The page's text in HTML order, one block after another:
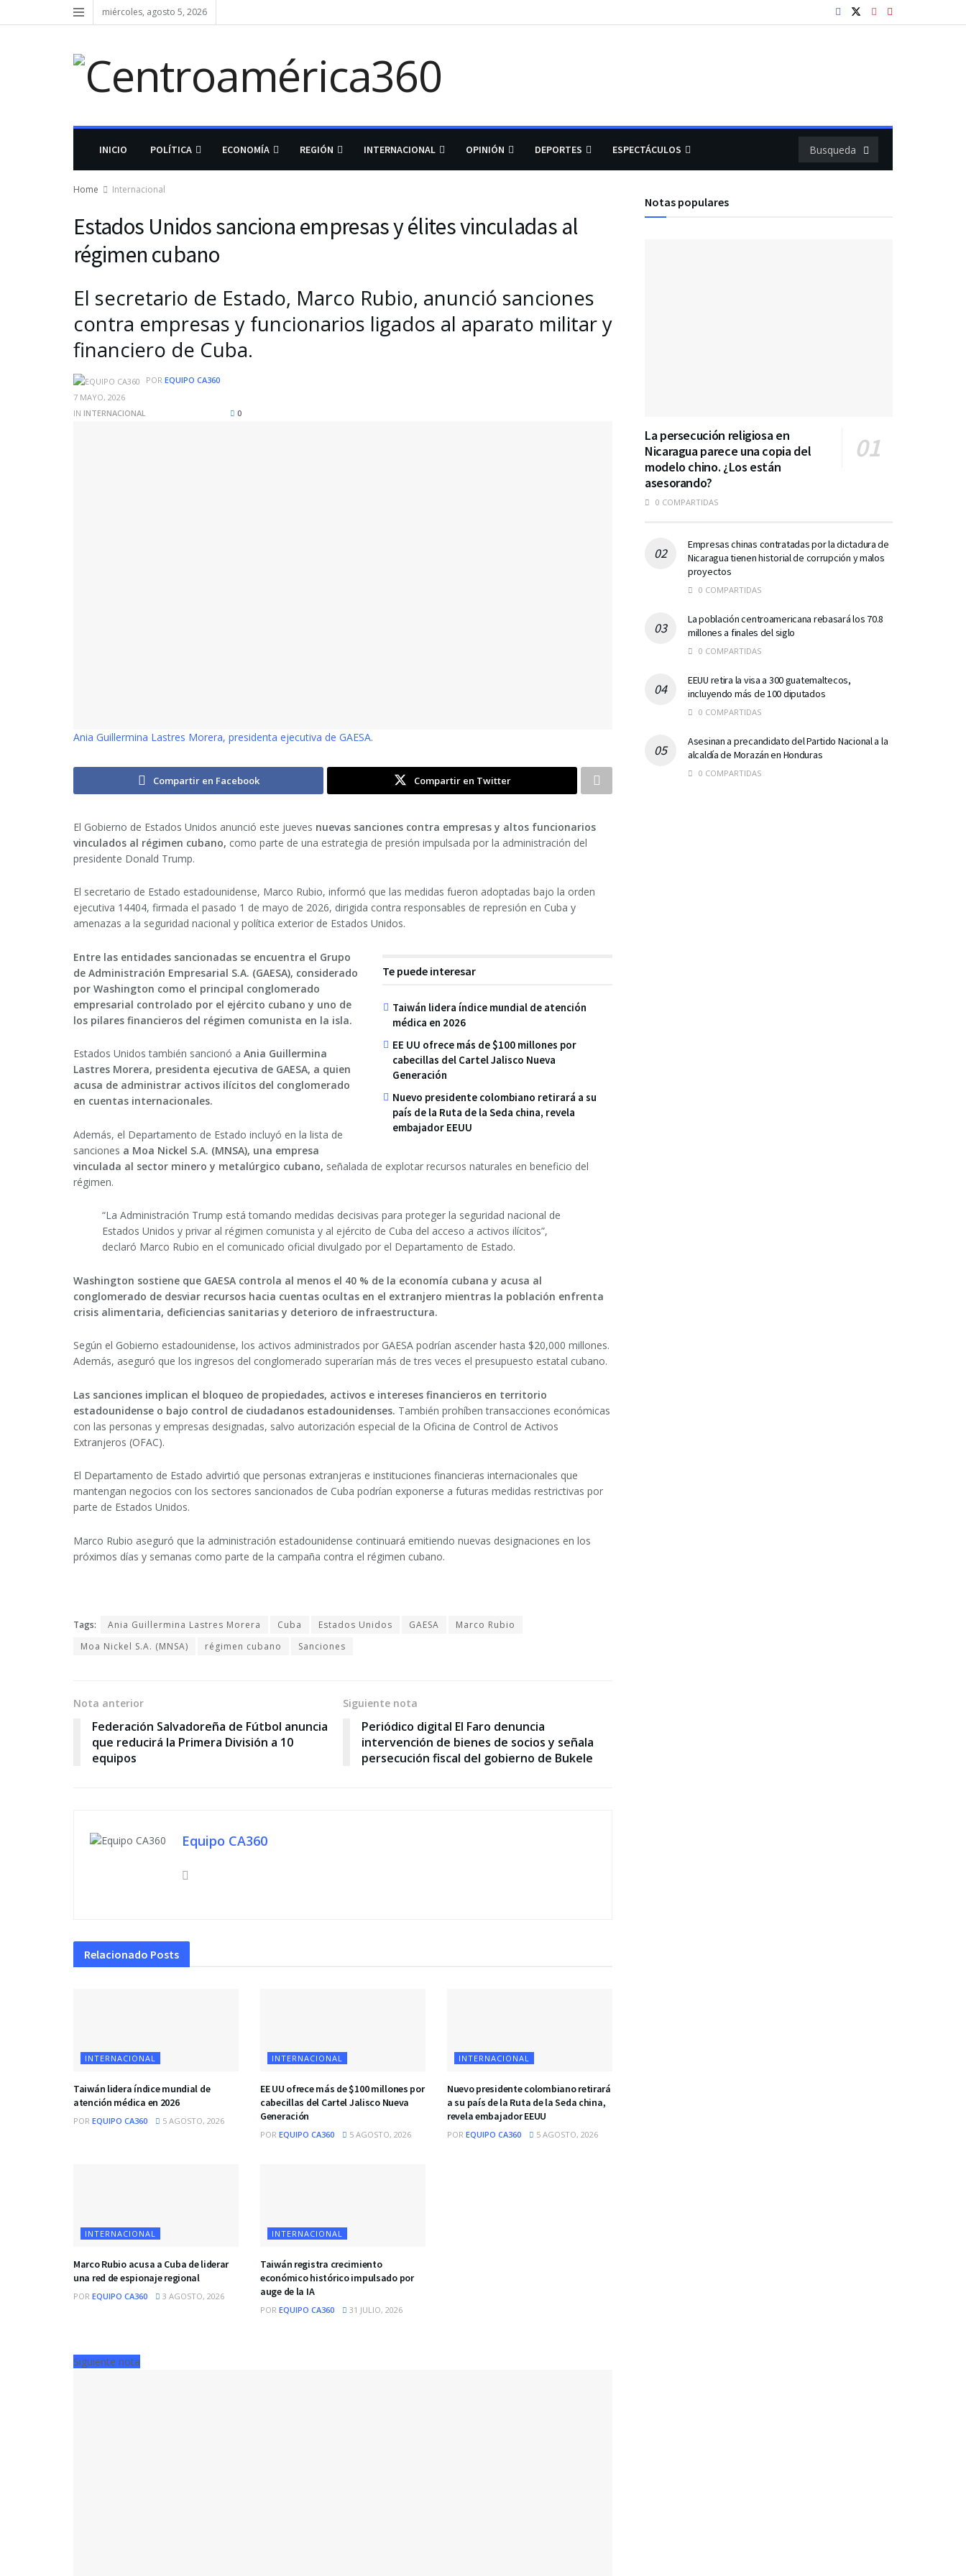
miércoles, agosto 5, 2026
INICIO POLÍTICA ECONOMÍA REGIÓN INTERNACIONAL OPINIÓN DEPORTES ESPECTÁCULOS
Home Internacional
Estados Unidos sanciona empresas y élites vinculadas al
régimen cubano
El secretario de Estado, Marco Rubio, anunció sanciones
contra empresas y funcionarios ligados al aparato militar y
financiero de Cuba.
POR EQUIPO CA360
7 MAYO, 2026
IN INTERNACIONAL 0
Ania Guillermina Lastres Morera, presidenta ejecutiva de GAESA.
Compartir en Facebook Compartir en Twitter
El Gobierno de Estados Unidos anunció este jueves nuevas sanciones contra empresas y altos funcionarios
vinculados al régimen cubano, como parte de una estrategia de presión impulsada por la administración del
presidente Donald Trump.
El secretario de Estado estadounidense, Marco Rubio, informó que las medidas fueron adoptadas bajo la orden
ejecutiva 14404, firmada el pasado 1 de mayo de 2026, dirigida contra responsables de represión en Cuba y
amenazas a la seguridad nacional y política exterior de Estados Unidos.
Te puede interesar
Taiwán lidera índice mundial de atención
médica en 2026
EE UU ofrece más de $100 millones por
cabecillas del Cartel Jalisco Nueva
Generación
Nuevo presidente colombiano retirará a su
país de la Ruta de la Seda china, revela
embajador EEUU
Entre las entidades sancionadas se encuentra el Grupo
de Administración Empresarial S.A. (GAESA), considerado
por Washington como el principal conglomerado
empresarial controlado por el ejército cubano y uno de
los pilares financieros del régimen comunista en la isla.
Estados Unidos también sancionó a Ania Guillermina
Lastres Morera, presidenta ejecutiva de GAESA, a quien
acusa de administrar activos ilícitos del conglomerado
en cuentas internacionales.
Además, el Departamento de Estado incluyó en la lista de
sanciones a Moa Nickel S.A. (MNSA), una empresa
vinculada al sector minero y metalúrgico cubano, señalada de explotar recursos naturales en beneficio del
régimen.
“La Administración Trump está tomando medidas decisivas para proteger la seguridad nacional de
Estados Unidos y privar al régimen comunista y al ejército de Cuba del acceso a activos ilícitos”,
declaró Marco Rubio en el comunicado oficial divulgado por el Departamento de Estado.
Washington sostiene que GAESA controla al menos el 40 % de la economía cubana y acusa al
conglomerado de desviar recursos hacia cuentas ocultas en el extranjero mientras la población enfrenta
crisis alimentaria, deficiencias sanitarias y deterioro de infraestructura.
Según el Gobierno estadounidense, los activos administrados por GAESA podrían ascender hasta $20,000 millones.
Además, aseguró que los ingresos del conglomerado superarían más de tres veces el presupuesto estatal cubano.
Las sanciones implican el bloqueo de propiedades, activos e intereses financieros en territorio
estadounidense o bajo control de ciudadanos estadounidenses. También prohíben transacciones económicas
con las personas y empresas designadas, salvo autorización especial de la Oficina de Control de Activos
Extranjeros (OFAC).
El Departamento de Estado advirtió que personas extranjeras e instituciones financieras internacionales que
mantengan negocios con los sectores sancionados de Cuba podrían exponerse a futuras medidas restrictivas por
parte de Estados Unidos.
Marco Rubio aseguró que la administración estadounidense continuará emitiendo nuevas designaciones en los
próximos días y semanas como parte de la campaña contra el régimen cubano.
Tags: Ania Guillermina Lastres Morera Cuba Estados Unidos GAESA
Marco Rubio
Moa Nickel S.A. (MNSA)
régimen cubano Sanciones
Nota anterior
Federación Salvadoreña de Fútbol anuncia
que reducirá la Primera División a 10
equipos
Siguiente nota
Periódico digital El Faro denuncia
intervención de bienes de socios y señala
persecución fiscal del gobierno de Bukele
Equipo CA360
Relacionado Posts
INTERNACIONAL
Taiwán lidera índice mundial de
atención médica en 2026
POR EQUIPO CA360 5 AGOSTO, 2026
INTERNACIONAL
EE UU ofrece más de $100 millones por
cabecillas del Cartel Jalisco Nueva
Generación
POR EQUIPO CA360 5 AGOSTO, 2026
INTERNACIONAL
Nuevo presidente colombiano retirará
a su país de la Ruta de la Seda china,
revela embajador EEUU
POR EQUIPO CA360 5 AGOSTO, 2026
INTERNACIONAL
Marco Rubio acusa a Cuba de liderar
una red de espionaje regional
POR EQUIPO CA360 3 AGOSTO, 2026
INTERNACIONAL
Taiwán registra crecimiento
económico histórico impulsado por
auge de la IA
POR EQUIPO CA360 31 JULIO, 2026
Siguiente nota
Notas populares
La persecución religiosa en
Nicaragua parece una copia del
modelo chino. ¿Los están
asesorando?
0 COMPARTIDAS
Empresas chinas contratadas por la dictadura de
Nicaragua tienen historial de corrupción y malos
proyectos
0 COMPARTIDAS
La población centroamericana rebasará los 70.8
millones a finales del siglo
0 COMPARTIDAS
EEUU retira la visa a 300 guatemaltecos,
incluyendo más de 100 diputados
0 COMPARTIDAS
Asesinan a precandidato del Partido Nacional a la
alcaldía de Morazán en Honduras
0 COMPARTIDAS